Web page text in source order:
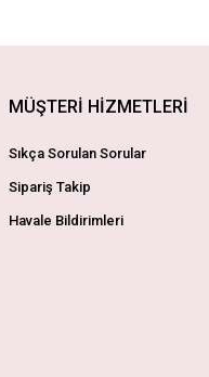
MÜŞTERİ HİZMETLERİ
Sıkça Sorulan Sorular
Sipariş Takip
Havale Bildirimleri